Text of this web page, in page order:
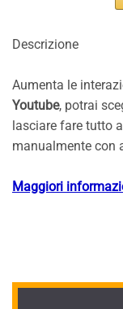
Descrizione
Aumenta le
Youtube, potrai
lasciare fare tutto
manualmente con
Maggiori